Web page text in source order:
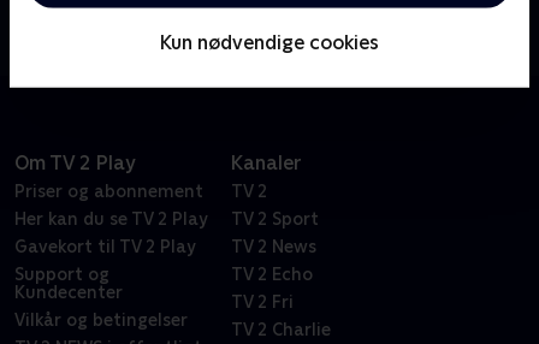
Kun nødvendige cookies
hvorfor næsehornet er truet af udryddelse, og
kapløbet om at fange de ansvarlige - før det er for
Om TV 2 Play
Priser og abonnement
Her kan du se TV 2 Play
Gavekort til TV 2 Play
Support og
Kundecenter
Vilkår og betingelser
Kanaler
TV 2
TV 2 Sport
TV 2 News
TV 2 Echo
TV 2 Fri
TV 2 Charlie